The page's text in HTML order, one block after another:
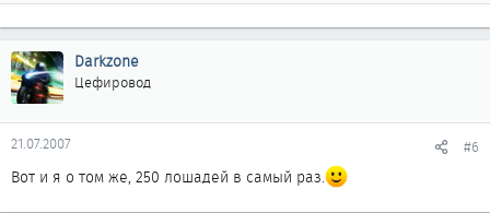
Darkzone
Цефировод
21.07.2007 #6
Вот и я о том же, 250 лошадей в самый раз.